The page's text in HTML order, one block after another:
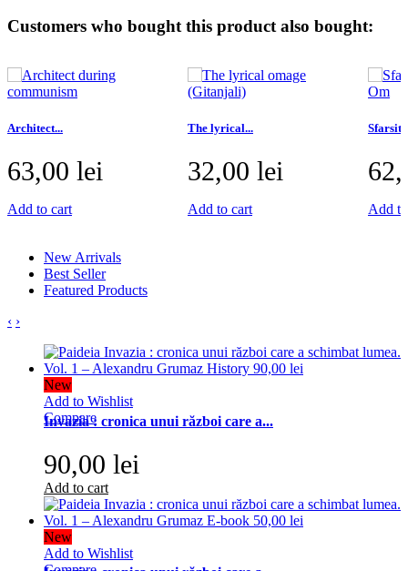
Customers who bought this product also bought:
Architect...
63,00 lei
Add to cart
The lyrical...
32,00 lei
Add to cart Add
New Arrivals
Best Seller
Featured Products
‹ ›
New
Add to Wishlist
Compare
Invazia : cronica unui război care a...
90,00 lei
Add to cart
New
Add to Wishlist